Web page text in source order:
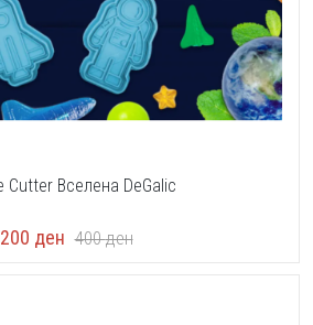
Cookie Cutter Вселена DeGalic
200 ден 400ден